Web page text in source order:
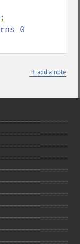
;
＋ add a note